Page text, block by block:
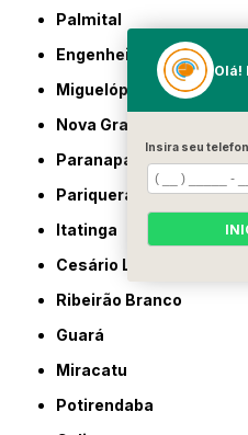
Palmital
Engenheiro Coelho
Miguelópolis
Nova Granada
Paranapanema
Pariquera-Açu
Itatinga
Cesário Lange
Ribeirão Branco
Guará
Miracatu
Potirendaba
Olá!
Insira seu